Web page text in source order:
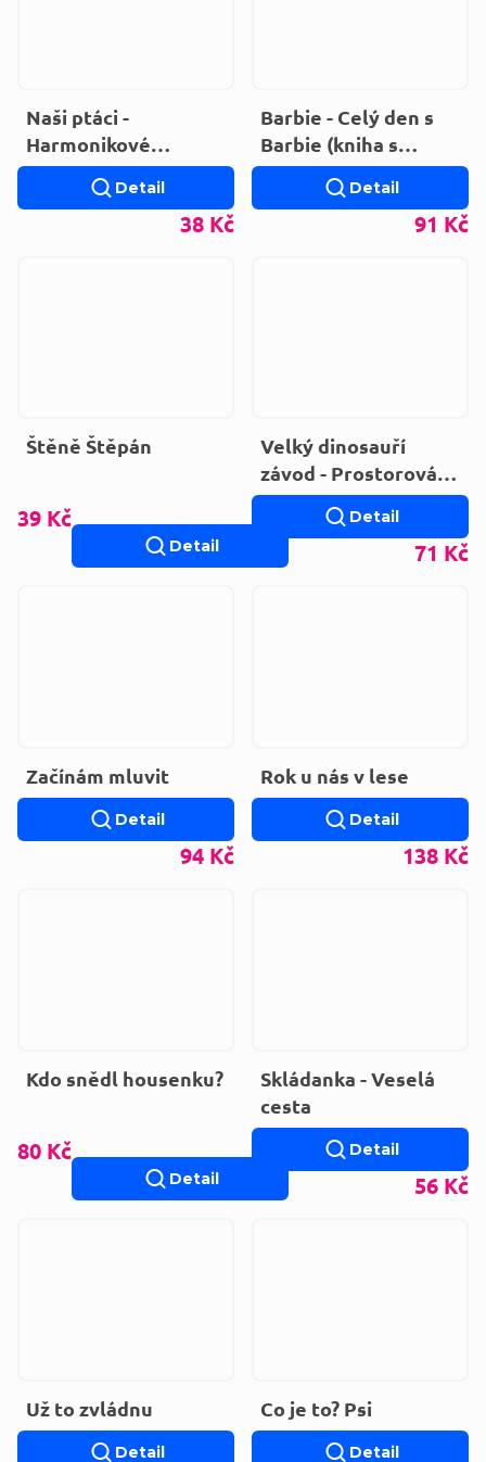
Naši ptáci -
Harmonikové
leporelo
38 Kč
Detail
Barbie - Celý den s
Barbie (kniha s
hodinami)
91 Kč
Detail
Štěně Štěpán
39 Kč
Detail
Velký dinosauří
závod - Prostorová
kniha
71 Kč
Detail
Začínám mluvit
94 Kč
Detail
Rok u nás v lese
138 Kč
Detail
Kdo snědl housenku?
80 Kč
Detail
Skládanka - Veselá
cesta
56 Kč
Detail
Už to zvládnu
Detail
Co je to? Psi
Detail